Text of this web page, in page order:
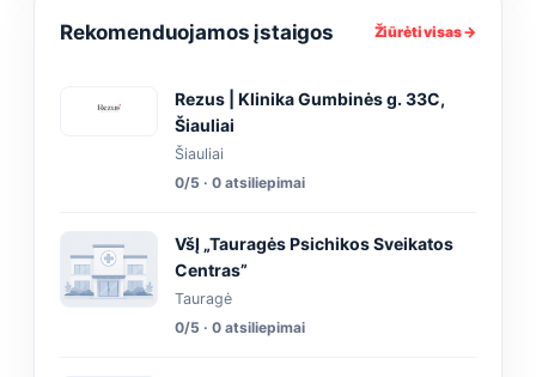
Rekomenduojamos įstaigos Žiūrėti visas →
Rezus | Klinika Gumbinės g. 33C,
Šiauliai
Šiauliai
0/5 · 0 atsiliepimai
VšĮ „Tauragės Psichikos Sveikatos
Centras”
Tauragė
0/5 · 0 atsiliepimai